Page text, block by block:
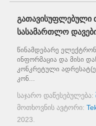
გათავისუფლებული
სასამართლო
წინამდებარე
ინფორმაცია და მისი
კონკრეტული
კონ...
საჯარო დაწესებულება:
მოთხოვნის ავტორი:
2023